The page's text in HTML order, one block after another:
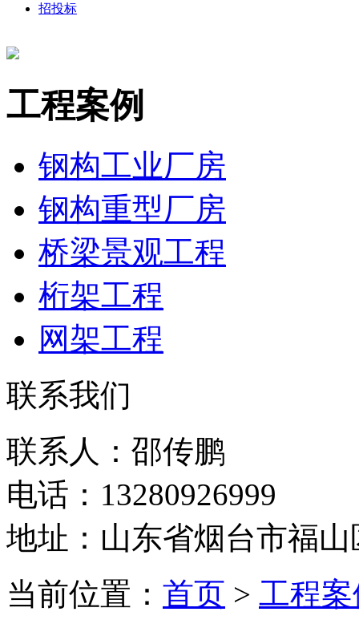
招投标
工程案例
钢构工业厂房
钢构重型厂房
桥梁景观工程
桁架工程
网架工程
联系我们
联系人：邵传鹏
电话：13280926999
地址：山东省烟台市福
当前位置： 首页 > 工程